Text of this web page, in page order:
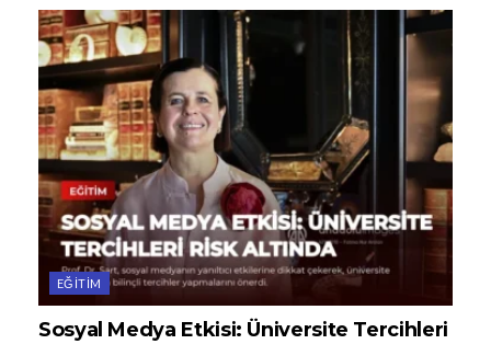
EĞITIM
Sosyal Medya Etkisi: Üniversite Tercihleri